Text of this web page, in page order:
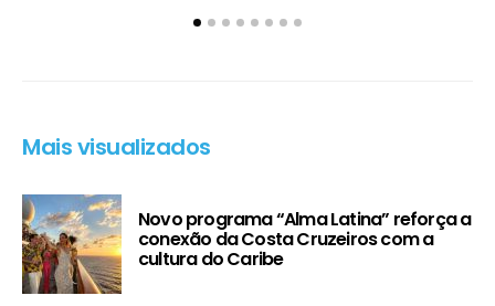
Mais visualizados
Novo programa “Alma Latina” reforça a
conexão da Costa Cruzeiros com a
cultura do Caribe